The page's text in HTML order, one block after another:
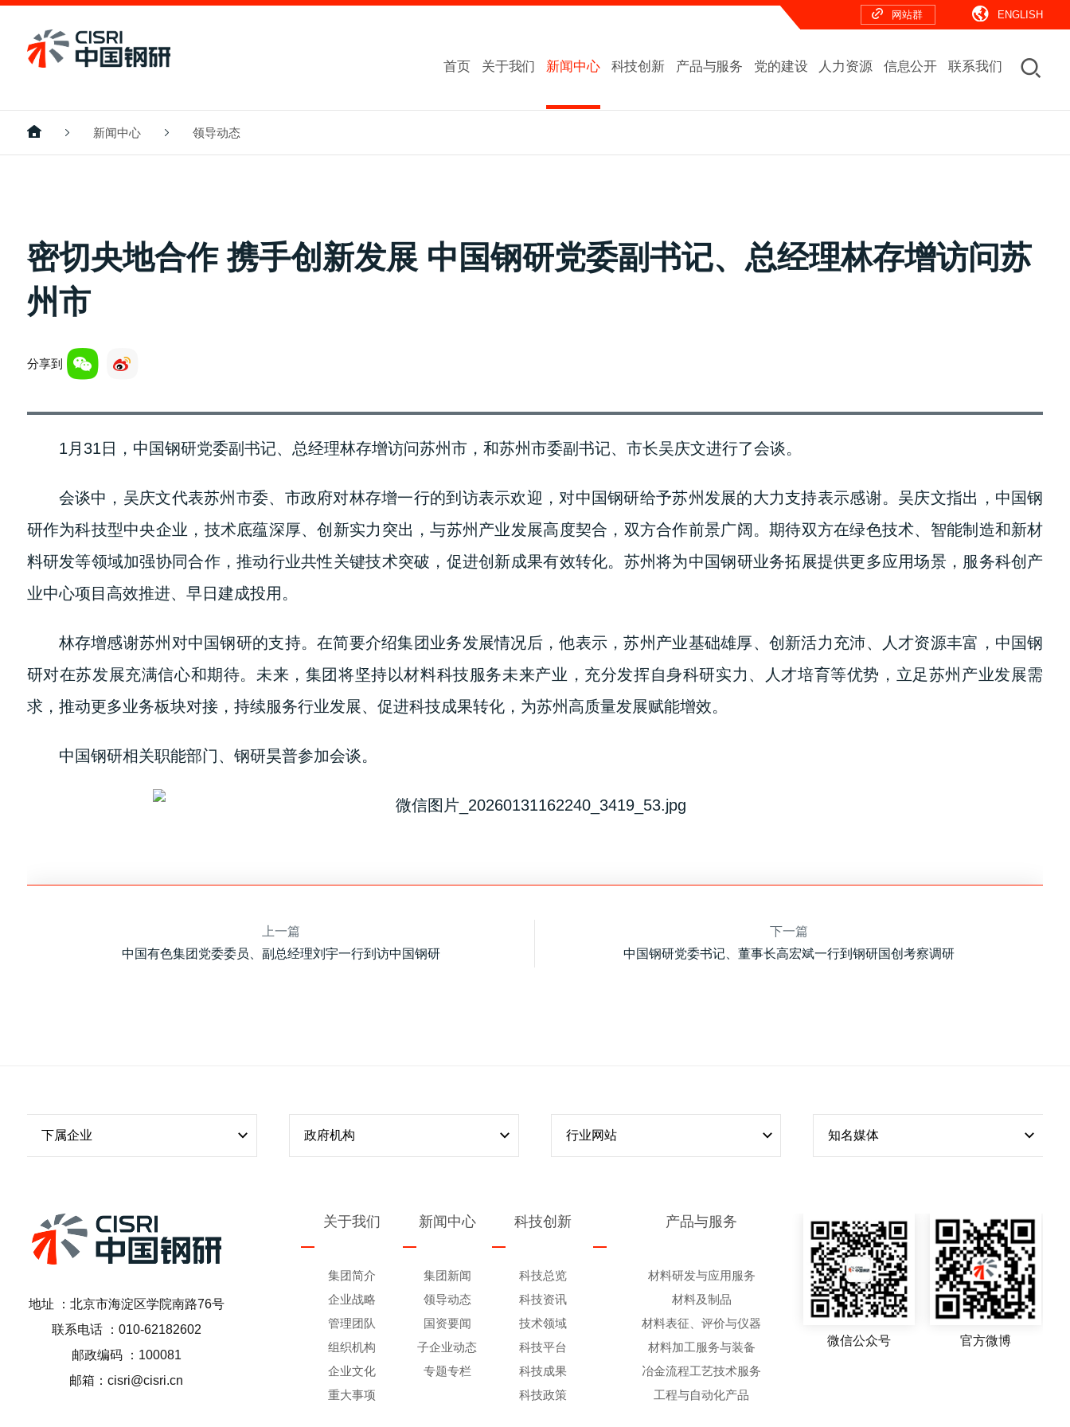
网站群 ENGLISH
首页 关于我们 新闻中心 科技创新 产品与服务 党的建设 人力资源 信息公开 联系我们
新闻中心 领导动态
密切央地合作 携手创新发展 中国钢研党委副书记、总经理林存增访问苏
州市
分享到
1月31日，中国钢研党委副书记、总经理林存增访问苏州市，和苏州市委副书记、 市长吴庆文进行了会谈。
会谈中，吴庆文代表苏州市委、市政府对林存增一行的到访表示欢迎，对中国钢研给予苏州发展的大力支持表示感谢。吴庆文指出，中国钢
研作为科技型中央企业，技术底蕴深厚、创新实力突出，与苏州产业发展高度契合，双方合作前景广阔。期待双方在绿色技术、智能制造和新材
料研发等领域加强协同合作，推动行业共性关键技术突破，促进创新成果有效转化。苏州将为中国钢研业务拓展提供更多应用场景，服务科创产
业中心项目高效推进、早日建成投用。
林存增感谢苏州对中国钢研的支持。在简要介绍集团业务发展情况后，他表示，苏州产业基础雄厚、创新活力充沛、人才资源丰富，中国钢
研对在苏发展充满信心和期待。未来，集团将坚持以材料科技服务未来产业，充分发挥自身科研实力、人才培育等优势，立足苏州产业发展需
求，推动更多业务板块对接，持续服务行业发展、促进科技成果转化，为苏州高质量发展赋能增效。
中国钢研相关职能部门、钢研昊普参加会谈。
上一篇
中国有色集团党委委员、副总经理刘宇一行到访中国钢研
下一篇
中国钢研党委书记、董事长高宏斌一行到钢研国创考察调研
下属企业 政府机构 行业网站 知名媒体
地址 ：北京市海淀区学院南路76号
联系电话 ：010-62182602
邮政编码 ：100081
邮箱：cisri@cisri.cn
微信公众号 官方微博
关于我们
集团简介
企业战略
管理团队
组织机构
企业文化
重大事项
新闻中心
集团新闻
领导动态
国资要闻
子企业动态
专题专栏
科技创新
科技总览
科技资讯
技术领域
科技平台
科技成果
科技政策
产品与服务
材料研发与应用服务
材料及制品
材料表征、评价与仪器
材料加工服务与装备
冶金流程工艺技术服务
工程与自动化产品